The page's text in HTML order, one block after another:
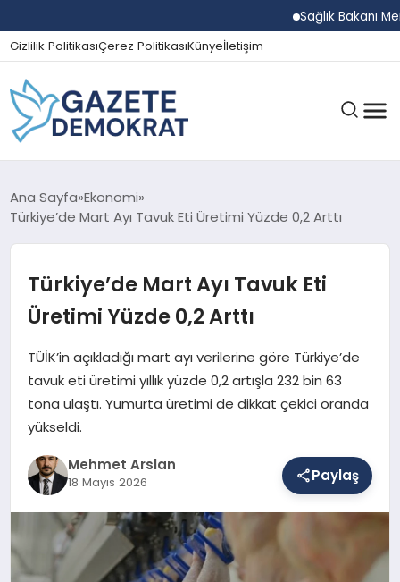
Sağlık Bakanı
Gizlilik PolitikasıÇerez PolitikasıKünyeİletişim
GÜNDEM
SPOR
SAĞLIK
EĞITIM
Ana Sayfa Ekonomi
Türkiye’de Mart Ayı Tavuk Eti Üretimi Yüzde 0,2 Arttı
Türkiye’de Mart Ayı Tavuk Eti
Üretimi Yüzde 0,2 Arttı
TÜİK’in açıkladığı mart ayı verilerine göre Türkiye’de
tavuk eti üretimi yıllık yüzde 0,2 artışla 232 bin 63
tona ulaştı. Yumurta üretimi de dikkat çekici oranda
yükseldi.
Mehmet Arslan
18 Mayıs 2026 Paylaş